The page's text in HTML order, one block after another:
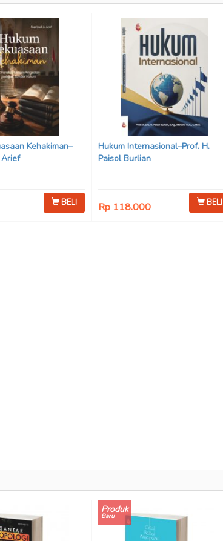
Kehakiman–
Arief
BELI
Hukum Internasional–Prof. H.
Paisol Burlian
Rp 118.000 BELI
Produk
Baru